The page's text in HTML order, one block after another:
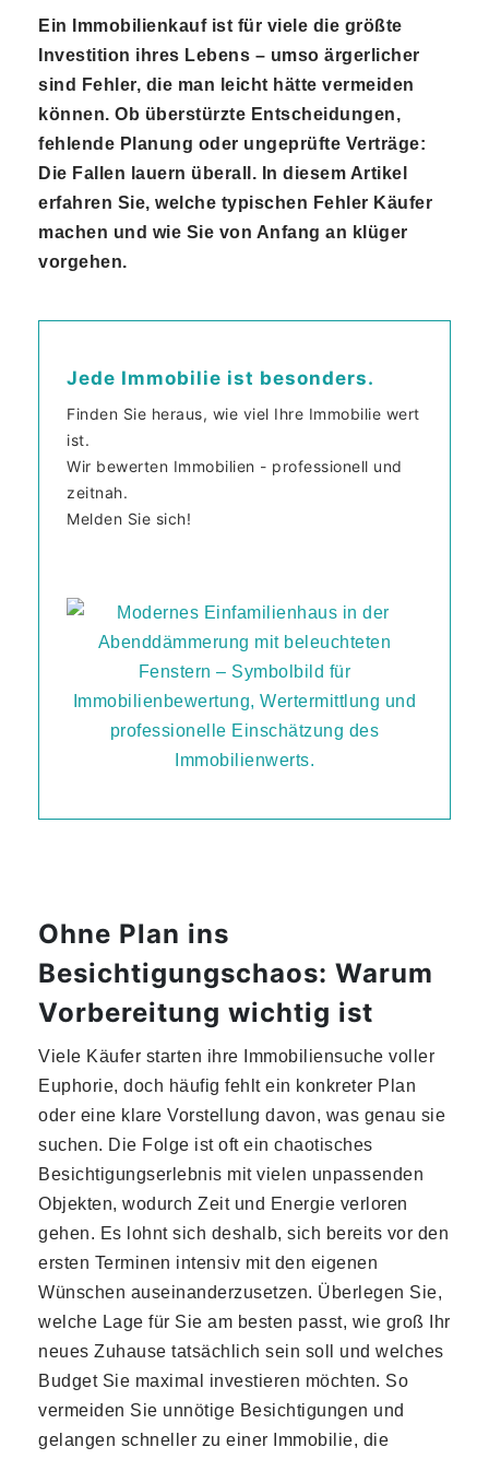
Ein Immobilienkauf ist für viele die größte
Investition ihres Lebens – umso ärgerlicher
sind Fehler, die man leicht hätte vermeiden
können. Ob überstürzte Entscheidungen,
fehlende Planung oder ungeprüfte Verträge:
Die Fallen lauern überall. In diesem Artikel
erfahren Sie, welche typischen Fehler Käufer
machen und wie Sie von Anfang an klüger
vorgehen.
Jede Immobilie ist besonders.
Finden Sie heraus, wie viel Ihre Immobilie wert
ist.
Wir bewerten Immobilien - professionell und
zeitnah.
Melden Sie sich!
Ohne Plan ins
Besichtigungschaos: Warum
Vorbereitung wichtig ist
Viele Käufer starten ihre Immobiliensuche voller
Euphorie, doch häufig fehlt ein konkreter Plan
oder eine klare Vorstellung davon, was genau sie
suchen. Die Folge ist oft ein chaotisches
Besichtigungserlebnis mit vielen unpassenden
Objekten, wodurch Zeit und Energie verloren
gehen. Es lohnt sich deshalb, sich bereits vor den
ersten Terminen intensiv mit den eigenen
Wünschen auseinanderzusetzen. Überlegen Sie,
welche Lage für Sie am besten passt, wie groß Ihr
neues Zuhause tatsächlich sein soll und welches
Budget Sie maximal investieren möchten. So
vermeiden Sie unnötige Besichtigungen und
gelangen schneller zu einer Immobilie, die